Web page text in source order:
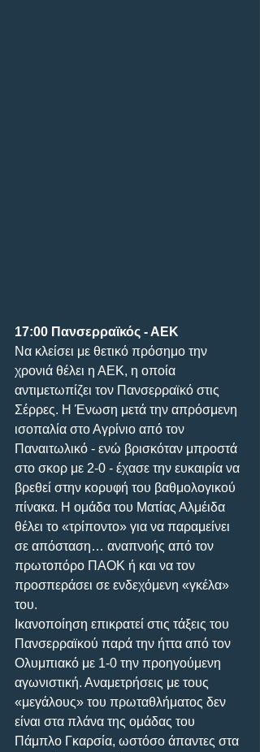
17:00 Πανσερραϊκός - ΑΕΚ
Να κλείσει με θετικό πρόσημο την
χρονιά θέλει η ΑΕΚ, η οποία
αντιμετωπίζει τον Πανσερραϊκό στις
Σέρρες. Η Ένωση μετά την απρόσμενη
ισοπαλία στο Αγρίνιο από τον
Παναιτωλικό - ενώ βρισκόταν μπροστά
στο σκορ με 2-0 - έχασε την ευκαιρία να
βρεθεί στην κορυφή του βαθμολογικού
πίνακα. Η ομάδα του Ματίας Αλμέιδα
θέλει το «τρίποντο» για να παραμείνει
σε απόσταση… αναπνοής από τον
πρωτοπόρο ΠΑΟΚ ή και να τον
προσπεράσει σε ενδεχόμενη «γκέλα»
του.
Ικανοποίηση επικρατεί στις τάξεις του
Πανσερραϊκού παρά την ήττα από τον
Ολυμπιακό με 1-0 την προηγούμενη
αγωνιστική. Αναμετρήσεις με τους
«μεγάλους» του πρωταθλήματος δεν
είναι στα πλάνα της ομάδας του
Πάμπλο Γκαρσία, ωστόσο άπαντες στα